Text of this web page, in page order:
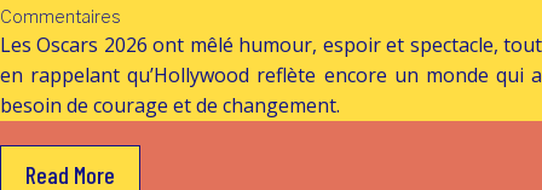
Commentaires
Les Oscars 2026 ont mêlé humour, espoir et spectacle, tout
en rappelant qu’Hollywood reflète encore un monde qui a
besoin de courage et de changement.
Read More